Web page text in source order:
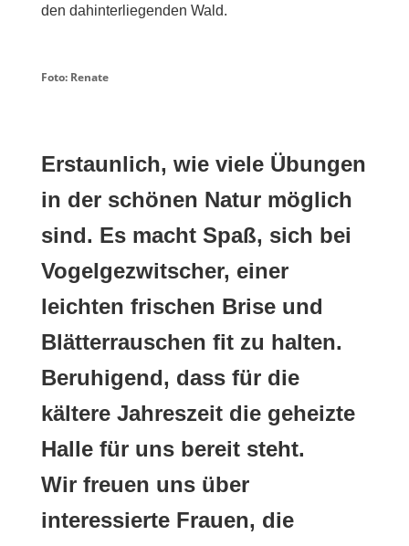
den dahinterliegenden Wald.
Foto: Renate
Erstaunlich, wie viele Übungen
in der schönen Natur möglich
sind. Es macht Spaß, sich bei
Vogelgezwitscher, einer
leichten frischen Brise und
Blätterrauschen fit zu halten.
Beruhigend, dass für die
kältere Jahreszeit die geheizte
Halle für uns bereit steht.
Wir freuen uns über
interessierte Frauen, die